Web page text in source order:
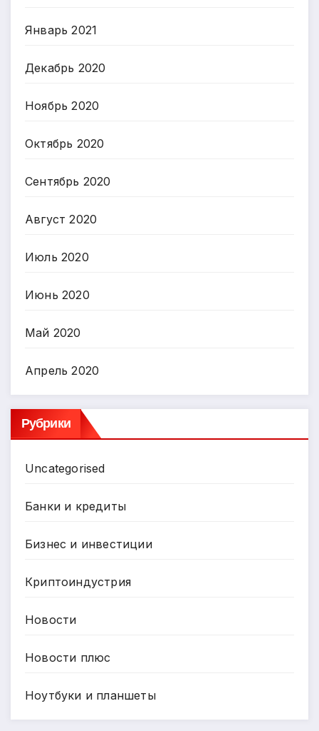
Январь 2021
Декабрь 2020
Ноябрь 2020
Октябрь 2020
Сентябрь 2020
Август 2020
Июль 2020
Июнь 2020
Май 2020
Апрель 2020
Рубрики
Uncategorised
Банки и кредиты
Бизнес и инвестиции
Криптоиндустрия
Новости
Новости плюс
Ноутбуки и планшеты